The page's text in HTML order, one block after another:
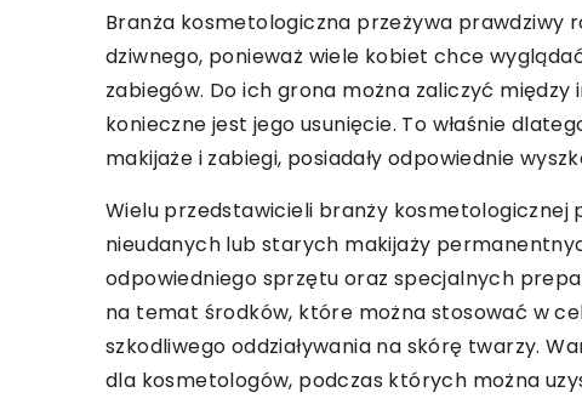
Branża kosmetologiczna przeżywa prawdziwy
dziwnego, ponieważ wiele kobiet chce
zabiegów. Do ich grona można zaliczyć
konieczne jest jego usunięcie. To właśnie
makijaże i zabiegi, posiadały odpowiednie
Wielu przedstawicieli branży kosmetologicznej
nieudanych lub starych makijaży
odpowiedniego sprzętu oraz specjalnych
na temat środków, które można stosować w
szkodliwego oddziaływania na skórę twarzy.
dla kosmetologów, podczas których można